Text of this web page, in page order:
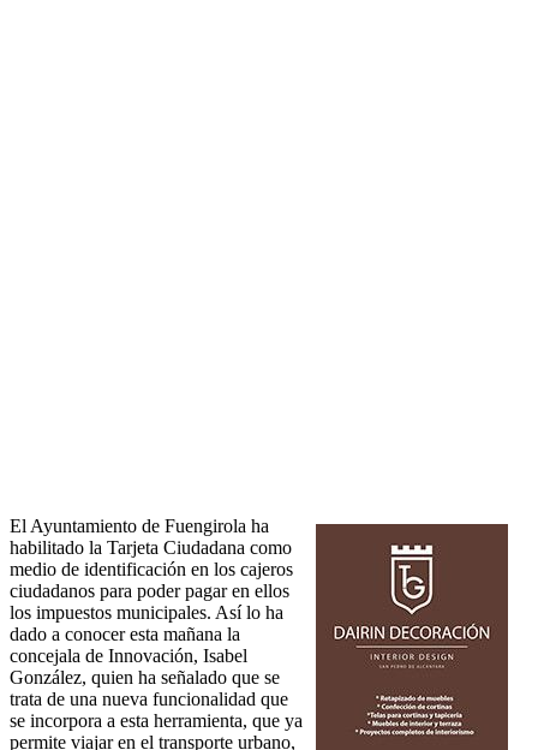
El Ayuntamiento de Fuengirola ha
habilitado la Tarjeta Ciudadana como
medio de identificación en los cajeros
ciudadanos para poder pagar en ellos
los impuestos municipales. Así lo ha
dado a conocer esta mañana la
concejala de Innovación, Isabel
González, quien ha señalado que se
trata de una nueva funcionalidad que
se incorpora a esta herramienta, que ya
permite viajar en el transporte urbano,